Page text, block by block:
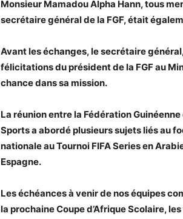
Monsieur Mamadou Alpha Hann, tous
secrétaire général de la FGF, était
Avant les échanges, le secrétaire
félicitations du président de la FGF au
chance dans sa mission.
La réunion entre la Fédération
Sports a abordé plusieurs sujets liés au
nationale au Tournoi FIFA Series en
Espagne.
Les échéances à venir de nos équipes
la prochaine Coupe d’Afrique Scolaire,